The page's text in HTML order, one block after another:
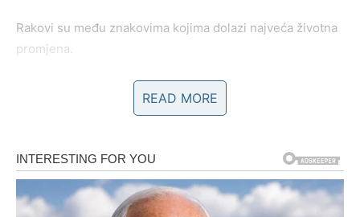
Rakovi su među znakovima kojima dolazi najveća životna
promjena.
Poslije mnogo tuge i čekanja konačno dolazi ljubav ili
vijest koja vam vraća vjeru u sreću.
Srce dobija ono što je dugo tražilo
Pred vama su veoma nježni i posebni trenuci.
READ MORE